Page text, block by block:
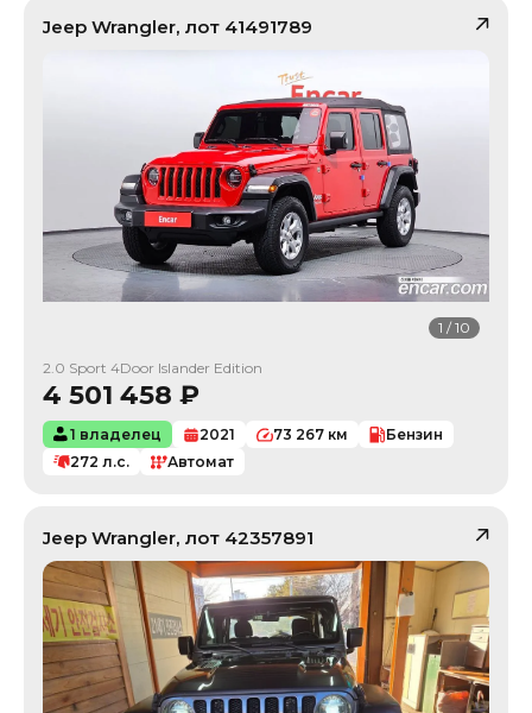
Jeep Wrangler, лот 41491789
1 /10
2.0 Sport 4Door Islander Edition
4 501 458 ₽
1 владелец 2021 73 267 км
Бензин
272 л.с. Автомат
Jeep Wrangler, лот 42357891